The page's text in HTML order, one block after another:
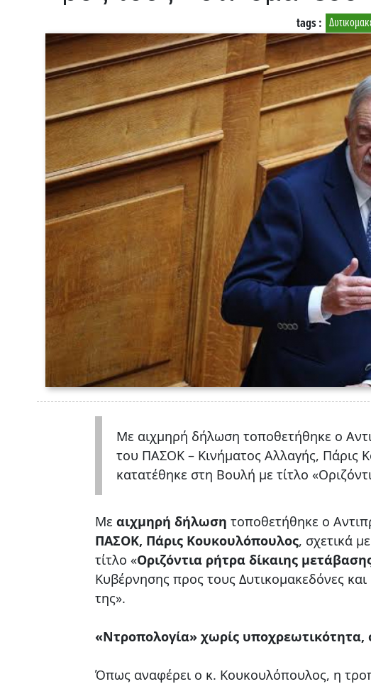
tags :
Με αιχμηρή δήλωση τοποθετήθηκε ο
του ΠΑΣΟΚ – Κινήματος Αλλαγής, Πάρις
κατατέθηκε στη Βουλή με τίτλο
Με αιχμηρή δήλωση τοποθετήθηκε ο
ΠΑΣΟΚ, Πάρις Κουκουλόπουλος, σχετικά
τίτλο «Οριζόντια ρήτρα δίκαιης
Κυβέρνησης προς τους Δυτικομακεδόνες και
της».
«Ντροπολογία» χωρίς
Όπως αναφέρει ο κ. Κουκουλόπουλος, η